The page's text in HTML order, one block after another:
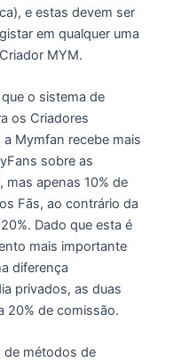
e estas devem ser
em qualquer uma
MYM.
o sistema de
os Criadores
Mymfan recebe mais
sobre as
apenas 10% de
Fãs, ao contrário da
Dado que esta é
mais importante
diferença
privados, as duas
20% de comissão.
de métodos de